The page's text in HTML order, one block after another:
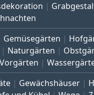
Gemüsegärten
Naturgärten
Vorgärten
Gewächshäuser